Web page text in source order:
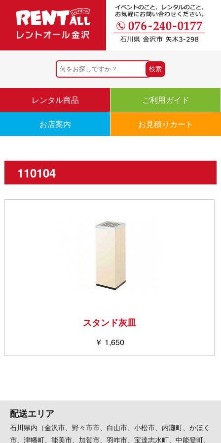
レンタル商品 ご利用ガイド
お店案内 お見積りカート
110104
スタンド灰皿
￥ 1,650
配送エリア
石川県内（金沢市、野々市市、白山市、小松市、内灘町、かほく
市、津幡町、能美市、加賀市、羽咋市、宝達志水町、中能登町、